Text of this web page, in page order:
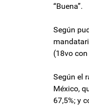
“Buena”.
Según
(18vo con
Según el
México,
67,5%; y